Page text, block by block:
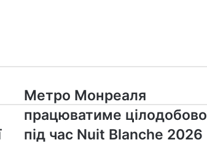
Метро
Монреаля
працюватиме
цілодобово
під
Метро Монреаля
працюватиме цілодобово
під час Nuit Blanche 2026